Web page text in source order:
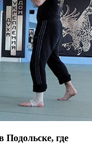
Подольске, где